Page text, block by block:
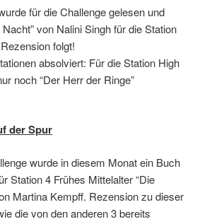
für die Challenge gelesen und
von Nalini Singh für die Station
folgt!
absolviert: Für die Station High
noch “Der Herr der Ringe”
der Spur
wurde in diesem Monat ein Buch
Station 4 Frühes Mittelalter “Die
Martina Kempff. Rezension zu dieser
die von den anderen 3 bereits